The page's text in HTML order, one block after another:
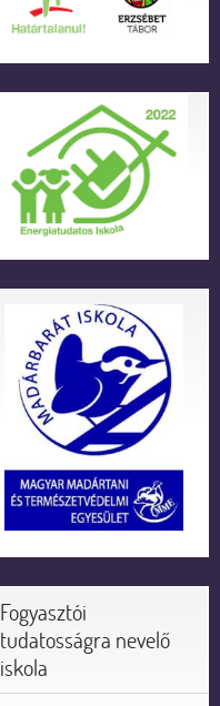
Fogyasztói
tudatosságra nevelő
iskola